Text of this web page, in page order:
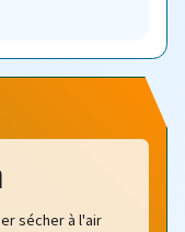
sécher à l'air